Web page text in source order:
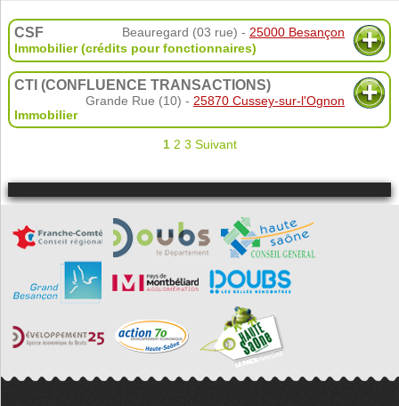
CSF Beauregard (03 rue) - 25000 Besançon
Immobilier (crédits pour fonctionnaires)
CTI (CONFLUENCE TRANSACTIONS)
Grande Rue (10) - 25870 Cussey-sur-l'Ognon
Immobilier
1 2 3 Suivant